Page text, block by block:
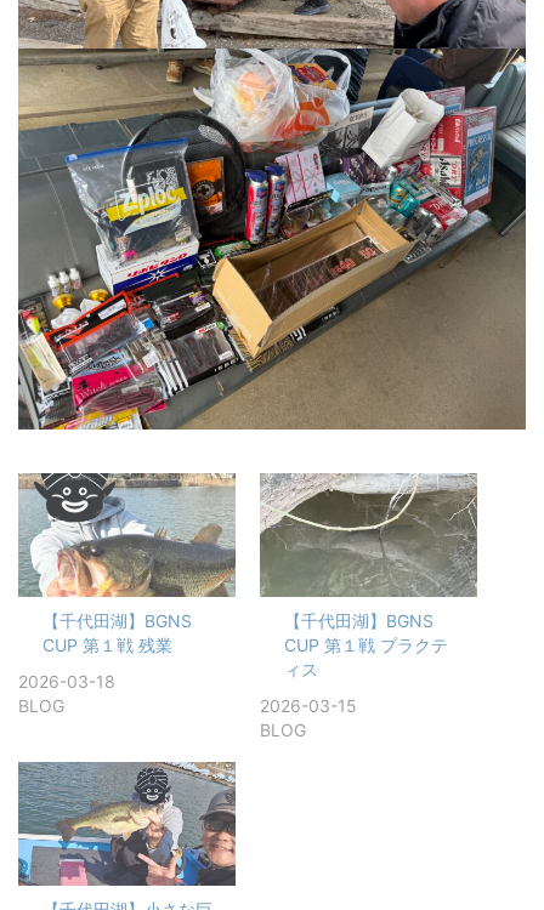
【千代田湖】BGNS
CUP 第１戦 残業
2026-03-18
BLOG
【千代田湖】BGNS
CUP 第１戦 プラクテ
ィス
2026-03-15
BLOG